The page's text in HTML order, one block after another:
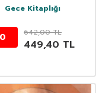
Gece Kitaplığı
642,00TL
449,40 TL